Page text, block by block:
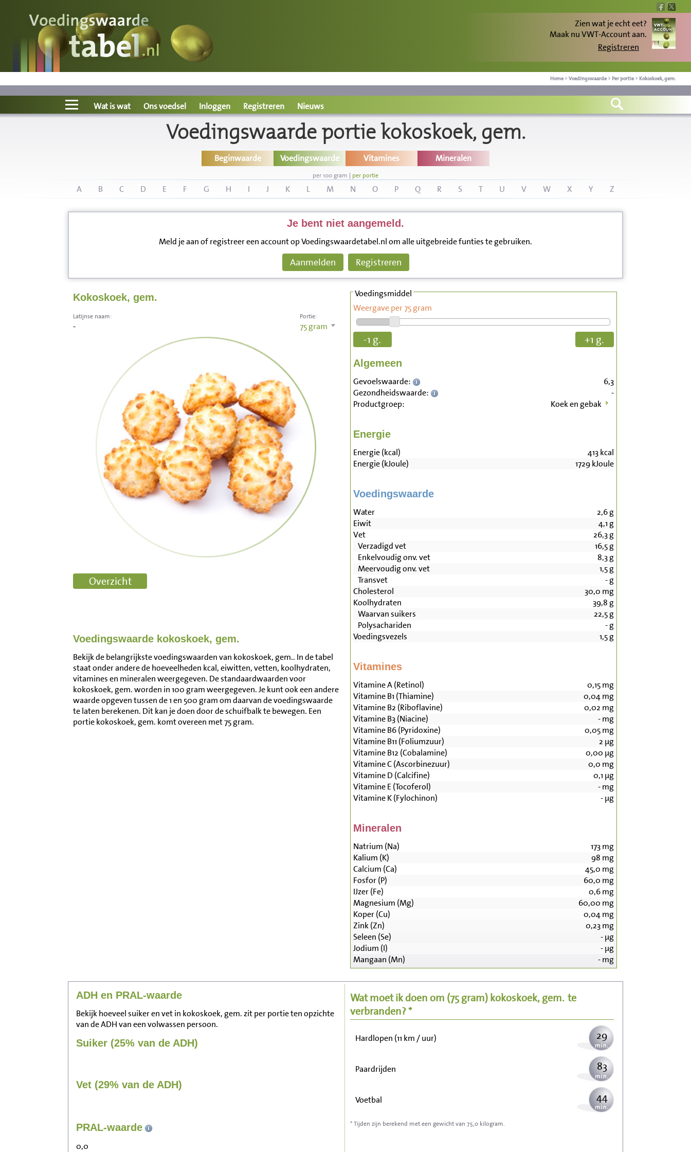
Zien wat je echt eet?
Maak nu VWT-Account aan.
Registreren
Home > Voedingswaarde > Per portie > Kokoskoek, gem.
Voedingswaarde
Wat is wat?
Ons voedsel
Wat is wat Ons voedsel Inloggen Registreren Nieuws
Voedingswaarde portie kokoskoek, gem.
Beginwaarde Voedingswaarde Vitamines Mineralen
per 100 gram | per portie
A B C D E F G H I J K L M N O P Q R S T U V W X Y Z
Je bent niet aangemeld.
Meld je aan of registreer een account op Voedingswaardetabel.nl om alle uitgebreide funties te gebruiken.
Aanmelden Registreren
Kokoskoek, gem.
Portie:
75gram
Latijnse naam:
-
Voedingswaarde kokoskoek, gem.
Bekijk de belangrijkste voedingswaarden van kokoskoek, gem.. In de tabel
staat onder andere de hoeveelheden kcal, eiwitten, vetten, koolhydraten,
vitamines en mineralen weergegeven. De standaardwaarden voor
kokoskoek, gem. worden in 100 gram weergegeven. Je kunt ook een andere
waarde opgeven tussen de 1 en 500 gram om daarvan de voedingswaarde
te laten berekenen. Dit kan je doen door de schuifbalk te bewegen. Een
portie kokoskoek, gem. komt overeen met 75 gram.
Voedingsmiddel
Weergave per 75 gram
-1 g. +1 g.
Algemeen
Gevoelswaarde:
6,3
Gezondheidswaarde:
-
Productgroep:
Koek en gebak
Energie
Energie (kcal) 413kcal
Energie (kJoule)
1729kJoule
Voedingswaarde
Water 2,6g
Eiwit
4,1 g
Vet
26,3g
Verzadigd vet
16,5g
Enkelvoudig onv. vet
8,3g
Meervoudig onv. vet
1,5g
Transvet
-g
Cholesterol
30,0 mg
Koolhydraten
39,8 g
Waarvan suikers
22,5g
Polysachariden
-g
Voedingsvezels
1,5g
Vitamines
Vitamine A (Retinol) 0,15mg
Vitamine B1 (Thiamine)
0,04mg
Vitamine B2 (Riboflavine)
0,02 mg
Vitamine B3 (Niacine)
-mg
Vitamine B6 (Pyridoxine)
0,05mg
Vitamine B11 (Foliumzuur)
2 µg
Vitamine B12 (Cobalamine)
0,00 µg
Vitamine C (Ascorbinezuur)
0,0 mg
Vitamine D (Calcifine)
0,1 µg
Vitamine E (Tocoferol)
-mg
Vitamine K (Fylochinon)
-µg
Mineralen
Natrium (Na) 173mg
Kalium (K)
98 mg
Calcium (Ca)
45,0 mg
Fosfor (P)
60,0 mg
IJzer (Fe)
0,6mg
Magnesium (Mg)
60,00 mg
Koper (Cu)
0,04mg
Zink (Zn)
0,23mg
Seleen (Se)
-µg
Jodium (I)
-µg
Mangaan (Mn)
-mg
ADH en PRAL-waarde
Bekijk hoeveel suiker en vet in kokoskoek, gem. zit per portie ten opzichte
van de ADH van een volwassen persoon.
Suiker (25% van de ADH)
Vet (29% van de ADH)
PRAL-waarde
0,0
Wat moet ik doen om (75 gram)kokoskoek, gem. te
verbranden? *
Zitten, tv kijken 300
Wandelen (5 km/uur)
Hardlopen (11 km / uur) 29
Paardrijden 83
Voetbal 44
Stofzuigen
* Tijden zijn berekend met een gewicht van 75,0 kilogram.